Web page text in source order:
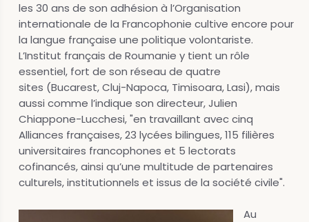
les 30 ans de son adhésion à l’Organisation
internationale de la Francophonie cultive encore pour
la langue française une politique volontariste.
L’Institut français de Roumanie y tient un rôle
essentiel, fort de son réseau de quatre
sites (Bucarest, Cluj-Napoca, Timisoara, Lasi), mais
aussi comme l’indique son directeur, Julien
Chiappone-Lucchesi, "en travaillant avec cinq
Alliances françaises, 23 lycées bilingues, 115 filières
universitaires francophones et 5 lectorats
cofinancés, ainsi qu’une multitude de partenaires
culturels, institutionnels et issus de la société civile".
Au